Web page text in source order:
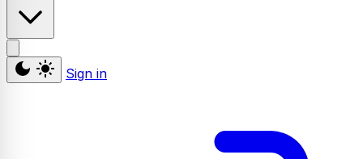
Sign in